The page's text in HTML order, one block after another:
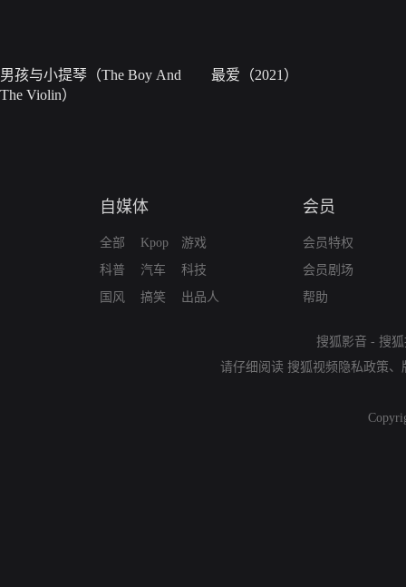
男孩与小提琴（The Boy And
The Violin）
最爱（2021）
自媒体
全部
科普
国风
Kpop
汽车
搞笑
游戏
科技
出品人
会员
会员特权
会员剧场
帮助
搜狐影音 - 搜
请仔细阅读 搜狐视频隐私政策、